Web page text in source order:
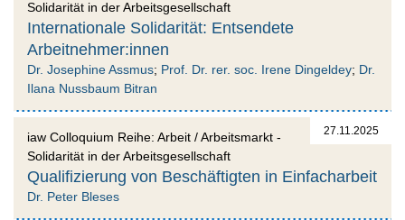
Solidarität in der Arbeitsgesellschaft
Internationale Solidarität: Entsendete
Arbeitnehmer:innen
Dr. Josephine Assmus; Prof. Dr. rer. soc. Irene Dingeldey; Dr.
Ilana Nussbaum Bitran
27.11.2025
iaw Colloquium Reihe: Arbeit / Arbeitsmarkt -
Solidarität in der Arbeitsgesellschaft
Qualifizierung von Beschäftigten in Einfacharbeit
Dr. Peter Bleses